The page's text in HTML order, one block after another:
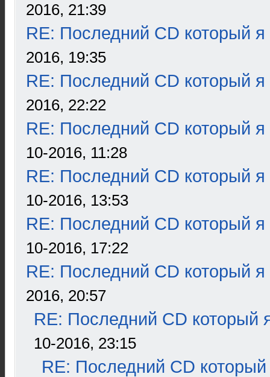
2016, 21:39
RE: Последний CD который я
2016, 19:35
RE: Последний CD который я
2016, 22:22
RE: Последний CD который я
10-2016, 11:28
RE: Последний CD который я
10-2016, 13:53
RE: Последний CD который я
10-2016, 17:22
RE: Последний CD который я
2016, 20:57
RE: Последний CD который
10-2016, 23:15
RE: Последний CD который